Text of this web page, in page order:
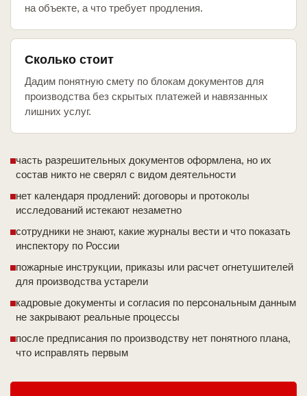
на объекте, а что требует продления.
Сколько стоит
Дадим понятную смету по блокам документов для
производства без скрытых платежей и навязанных
лишних услуг.
часть разрешительных документов оформлена, но их
состав никто не сверял с видом деятельности
нет календаря продлений: договоры и протоколы
исследований истекают незаметно
сотрудники не знают, какие журналы вести и что показать
инспектору по России
пожарные инструкции, приказы или расчет огнетушителей
для производства устарели
кадровые документы и согласия по персональным данным
не закрывают реальные процессы
после предписания по производству нет понятного плана,
что исправлять первым